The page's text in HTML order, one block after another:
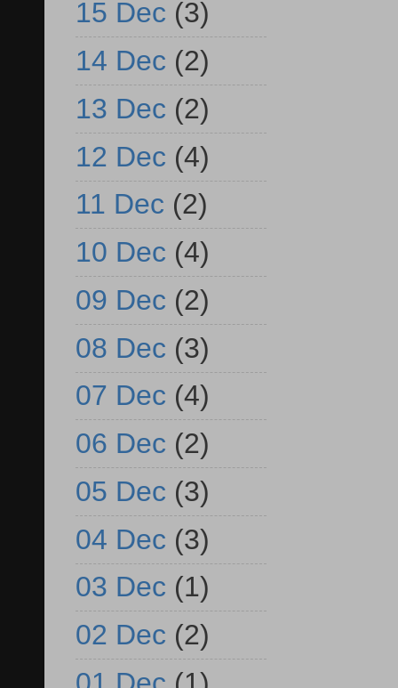
15 Dec (3)
14 Dec (2)
13 Dec (2)
12 Dec (4)
11 Dec (2)
10 Dec (4)
09 Dec (2)
08 Dec (3)
07 Dec (4)
06 Dec (2)
05 Dec (3)
04 Dec (3)
03 Dec (1)
02 Dec (2)